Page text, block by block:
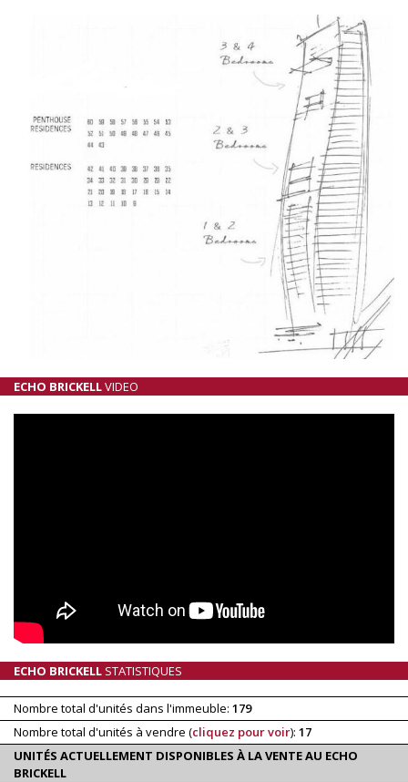
ECHO BRICKELLVIDEO
ECHO BRICKELL STATISTIQUES
Nombre total d'unités dans l'immeuble: 179
Nombre total d'unités à vendre (cliquez pour voir): 17
UNITÉS ACTUELLEMENT DISPONIBLES À LA VENTE AU ECHO
BRICKELL